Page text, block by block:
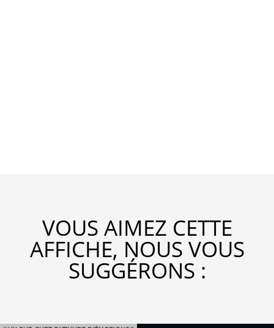
VOUS AIMEZ CETTE
AFFICHE, NOUS VOUS
SUGGÉRONS :